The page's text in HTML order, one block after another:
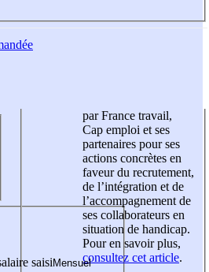
saisi
par France travail,
Cap emploi et ses
partenaires pour ses
actions concrètes en
faveur du recrutement,
de l’intégration et de
l’accompagnement de
ses collaborateurs en
situation de handicap.
Pour en savoir plus,
consultez cet article.